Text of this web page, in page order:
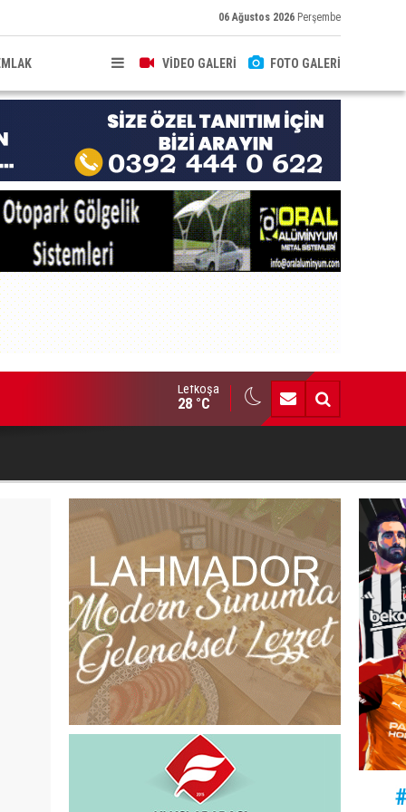
06 Ağustos 2026 Perşembe
VİDEO GALERİ FOTO GALERİ
Hekimler Derneği, Türkiye ve Avrupa’da temsilcilik açtı
Lefkoşa
28 °C